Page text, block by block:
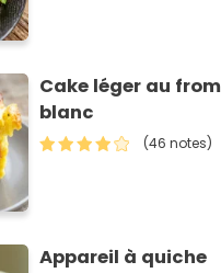
Cake léger au
blanc
(46 notes)
Appareil à quiche